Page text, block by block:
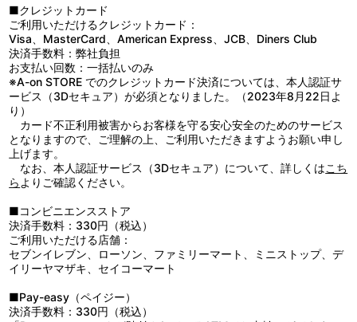
本体（剣部シバラク） ：約 縦130mm×横93mm 以内
本体（渡部クラマ） ：約 縦119mm×横93mm 以内
本体（海火子） ：約 縦109mm×横49mm 以内
台座 ：約 縦50mm ×横50mm
生産国：日本
●ケガや破損の原因になることがありますので、重いものをぶら下
げたり、無理に引っ張ったりしないでください。
●高温多湿、直射日光を避け、お子様の手の届かないところに保管
してください。
●商品の特性上、とがった部分があります。取り扱いには十分ご注
意ください。
●汚れた場合は、水や薄めた中性洗剤を含ませ固く絞った布でやさ
しく拭きとってください。
●ベンジンやシンナー、アルコール系溶剤などを使用しますと、変
色・変形・破損の原因になりますのでお避けください。
■クレジットカード
ご利用いただけるクレジットカード：
Visa、MasterCard、American Express、JCB、Diners Club
決済手数料：弊社負担
お支払い回数：一括払いのみ
※A-on STORE でのクレジットカード決済については、本人認証サ
ービス（3Dセキュア）が必須となりました。（2023年8月22日よ
り）
カード不正利用被害からお客様を守る安心安全のためのサービス
となりますので、ご理解の上、ご利用いただきますようお願い申し
上げます。
なお、本人認証サービス（3Dセキュア）について、詳しくはこち
ら よりご確認ください。
■コンビニエンスストア
決済手数料：330円（税込）
ご利用いただける店舗：
セブンイレブン、ローソン、ファミリーマート、ミニストップ、デ
イリーヤマザキ、セイコーマート
■Pay-easy（ペイジー）
決済手数料：330円（税込）